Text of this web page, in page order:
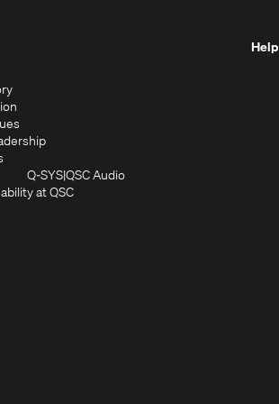
(Opens
in
new
window)
in
new
in
window)
(Opens
new
window)
new
Q-SYSQSC Audio(Opens
at QSC(Opens
Help